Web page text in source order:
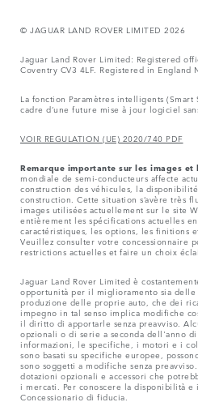
© JAGUAR LAND ROVER LIMITED 2026
Jaguar Land Rover Limited: Registered
Coventry CV3 4LF. Registered in England
La fonction Paramètres intelligents
cadre d’une future mise à jour logiciel
VOIR REGULATION (UE) 2020/740 PDF
Remarque importante sur les images et
mondiale de semi-conducteurs affecte
construction des véhicules, la
construction. Cette situation s’avère très
images utilisées actuellement sur le site
entièrement les spécifications actuelles
caractéristiques, les options, les finitions
Veuillez consulter votre concessionnaire
restrictions actuelles et faire un choix
Jaguar Land Rover Limited è
opportunità per il miglioramento sia
produzione delle proprie auto, che dei
impegno in tal senso implica modifiche
il diritto di apportarle senza preavviso.
opzionali o di serie a seconda dell'anno
informazioni, le specifiche, i motori e i
sono basati su specifiche europee,
sono soggetti a modifiche senza
dotazioni opzionali e accessori che
i mercati. Per conoscere la disponibilità
Concessionario di fiducia.